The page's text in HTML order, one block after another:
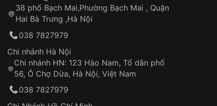
38 phố Bạch Mai,Phường Bạch Mai , Quận
Hai Bà Trưng ,Hà Nội
038 7827979
Chi nhánh Hà Nội
Chi nhánh HN: 123 Hào Nam, Tổ dân phố
56, Ô Chợ Dừa, Hà Nội, Việt Nam
038 7827979